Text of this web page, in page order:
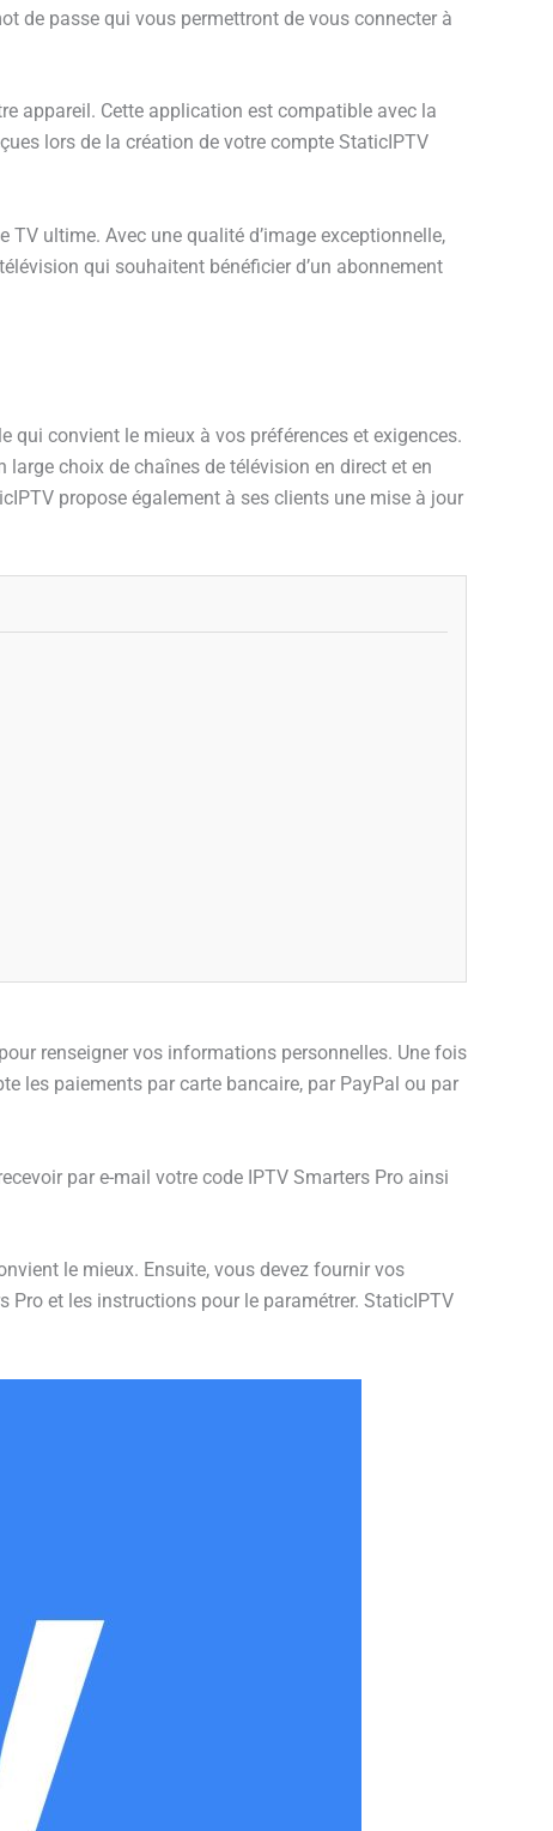
de passe qui vous permettront de vous connecter à
appareil. Cette application est compatible avec la
lors de la création de votre compte StaticIPTV
ultime. Avec une qualité d’image exceptionnelle,
qui souhaitent bénéficier d’un abonnement
qui convient le mieux à vos préférences et exigences.
choix de chaînes de télévision en direct et en
propose également à ses clients une mise à jour
renseigner vos informations personnelles. Une fois
les paiements par carte bancaire, par PayPal ou par
par e-mail votre code IPTV Smarters Pro ainsi
le mieux. Ensuite, vous devez fournir vos
Pro et les instructions pour le paramétrer. StaticIPTV